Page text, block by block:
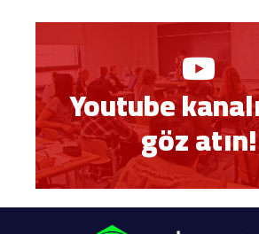
Youtube
göz atın!